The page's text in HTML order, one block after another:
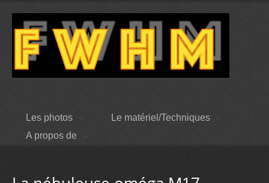
Les photos
Le matériel/Techniques
A propos de